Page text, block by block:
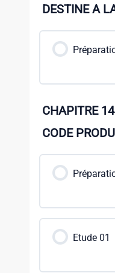
DESTINE A
CHAPITRE
CODE
Etude 01